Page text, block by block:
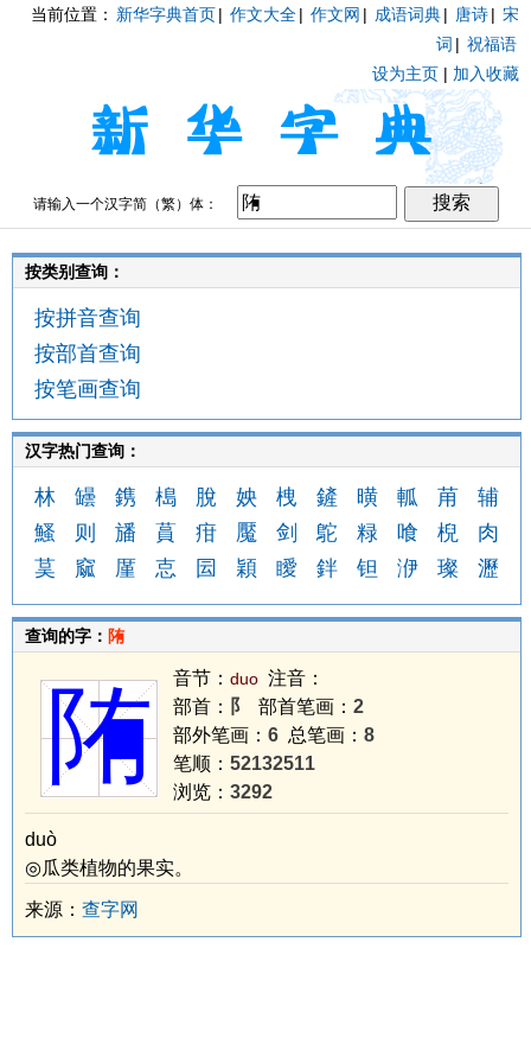
当前位置： 新华字典首页| 作文大全| 作文网 | 成语词典| 唐诗| 宋
词 | 祝福语
设为主页 | 加入收藏
请输入一个汉字简（繁）体：
按类别查询：
按拼音查询
按部首查询
按笔画查询
汉字热门查询：
林 罎 鎸 槝 脫 姎 栧 鏟 曂 軱 苚
辅
鰠
则 旙 蒷 疳 魘 剑 鴕 粶 喰 棿
肉
茣
窳 厪 怘 囩 穎 瞹 鉡 钽 洢 璨 瀝
查询的字： 陏
陏 音节： duo 注音：
部首： 阝 部首笔画： 2
部外笔画： 6 总笔画： 8
笔顺： 52132511
浏览： 3292
duò
◎瓜类植物的果实。
来源： 查字网